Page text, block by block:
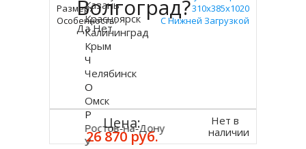
Размер:
310х385х1020
Особенность:
С Нижней Загрузкой
Цена:
26 870 руб.
Нет в
наличии
Волгоград?
Да Нет
Казань
Красноярск
Калининград
Крым
Ч
Челябинск
О
Омск
Р
Ростов-на-Дону
У